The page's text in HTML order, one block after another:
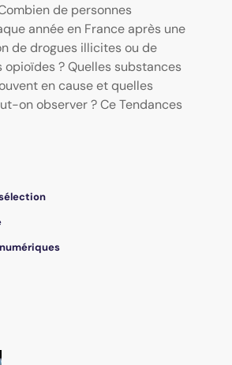
de personnes
année en France après une
de drogues illicites ou de
opioïdes ? Quelles substances
en cause et quelles
on observer ? Ce Tendances